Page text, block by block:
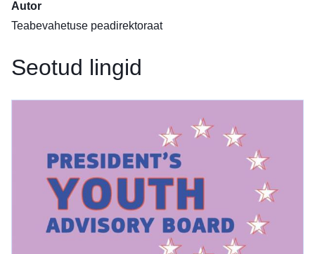
Autor
Teabevahetuse peadirektoraat
Seotud lingid